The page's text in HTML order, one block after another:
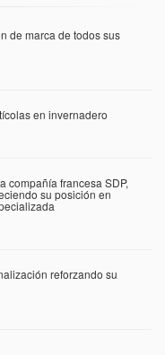
de marca de todos sus
en invernadero
compañía francesa SDP,
su posición en
reforzando su